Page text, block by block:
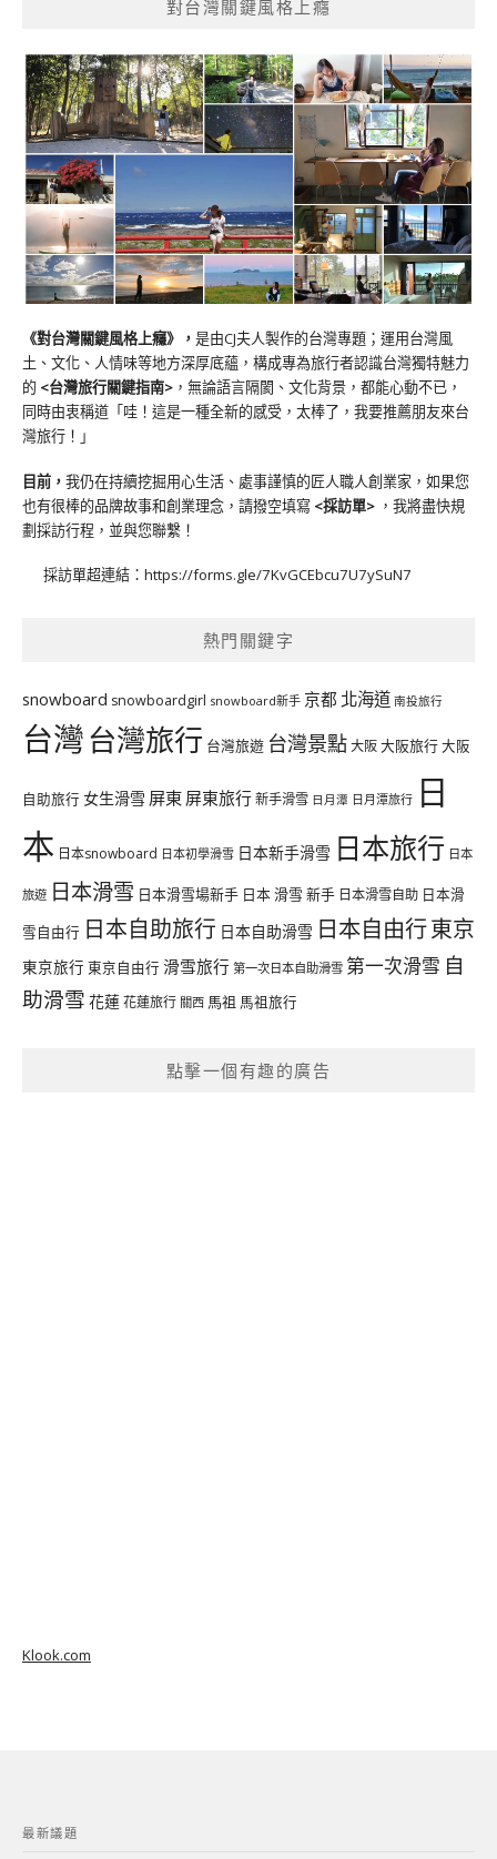
對台灣關鍵風格上癮
《對台灣關鍵風格上癮》 ， 是由CJ夫人製作的台灣專題；運用台灣風
土、文化、人情味等地方深厚底蘊，構成專為旅行者認識台灣獨特魅力
的 <台灣旅行關鍵指南> ，無論語言隔閡、文化背景，都能心動不已，
同時由衷稱道「哇！這是一種全新的感受，太棒了，我要推薦朋友來台
灣旅行！」
目前， 我仍在持續挖掘用心生活、處事謹慎的匠人職人創業家，如果您
也有很棒的品牌故事和創業理念，請撥空填寫 <採訪單> ，我將盡快規
劃採訪行程，並與您聯繫！
採訪單超連結： https://forms.gle/7KvGCEbcu7U7ySuN7
熱門關鍵字
snowboard snowboardgirl snowboard新手 京都 北海道 南投旅行
台灣台灣旅行 台灣旅遊 台灣景點大阪大阪旅行大阪
自助旅行 女生滑雪 屏東 屏東旅行新手滑雪 日月潭 日月潭旅行 日
本 日本snowboard 日本初學滑雪 日本新手滑雪 日本旅行 日本
旅遊 日本滑雪 日本滑雪場新手 日本 滑雪 新手 日本滑雪自助 日本滑
雪自由行 日本自助旅行 日本自助滑雪 日本自由行東京
東京旅行 東京自由行 滑雪旅行 第一次日本自助滑雪 第一次滑雪 自
助滑雪 花蓮花蓮旅行 關西 馬祖 馬祖旅行
點擊一個有趣的廣告
Klook.com
最新議題